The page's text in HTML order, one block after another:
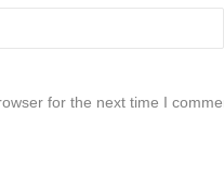
for the next time I